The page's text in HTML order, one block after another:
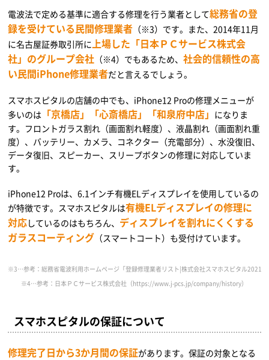
電波法で定める基準に適合する修理を行う業者として総務省の登
録を受けている民間修理業者 （※3）です。また、2014年11月
に名古屋証券取引所に上場した「日本ＰＣサービス株式会
社」のグループ会社 （※4）でもあるため、社会的信頼性の高
い民間iPhone修理業者だと言えるでしょう。
スマホスピタルの店舗の中でも、iPhone12 Proの修理メニューが
多いのは 「京橋店」「心斎橋店」「和泉府中店」 になりま
す。フロントガラス割れ（画面割れ軽度）、液晶割れ（画面割れ重
度）、バッテリー、カメラ、コネクター（充電部分）、水没復旧、
データ復旧、スピーカー、スリープボタンの修理に対応していま
す。
iPhone12 Proは、6.1インチ有機ELディスプレイを使用しているの
が特徴です。スマホスピタルは有機ELディスプレイの修理に
対応しているのはもちろん、 ディスプレイを割れにくくする
ガラスコーティング （スマートコート）も受付けています。
※3…参考：総務省電波利用ホームページ「登録修理業者リスト|株式会社スマホスピタル
※4…参考：日本ＰＣサービス株式会社（https://www.j-pcs.jp/company/history）
スマホスピタルの保証について
修理完了日から3か月間の保証があります。保証の対象となる